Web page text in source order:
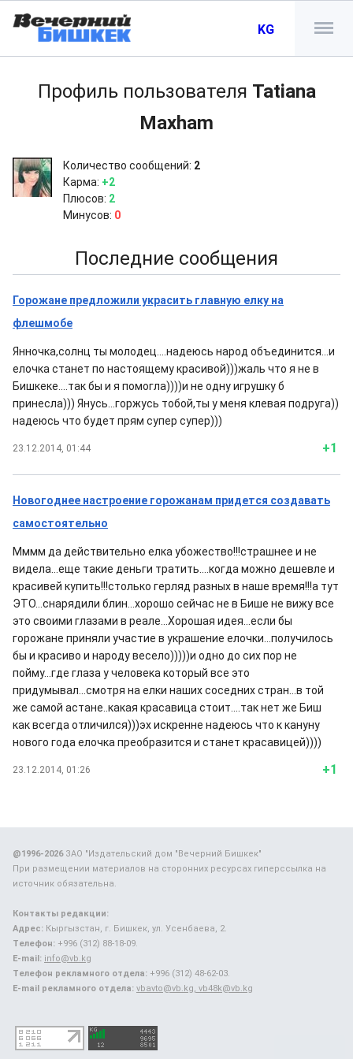
KG
Профиль пользователя Tatiana
Maxham
Количество сообщений: 2
Карма: +2
Плюсов: 2
Минусов: 0
Последние сообщения
Горожане предложили украсить главную елку на
флешмобе
Янночка,солнц ты молодец....надеюсь народ объединится...и
елочка станет по настоящему красивой)))жаль что я не в
Бишкеке....так бы и я помогла))))и не одну игрушку б
принесла))) Янусь...горжусь тобой,ты у меня клевая подруга))
надеюсь что будет прям супер супер)))
23.12.2014, 01:44 +1
Новогоднее настроение горожанам придется создавать
самостоятельно
Мммм да действительно елка убожество!!!страшнее и не
видела...еще такие деньги тратить....когда можно дешевле и
красивей купить!!!столько герляд разных в наше время!!!а тут
ЭТО...снарядили блин...хорошо сейчас не в Бише не вижу все
это своими глазами в реале...Хорошая идея...если бы
горожане приняли участие в украшение елочки...получилось
бы и красиво и народу весело)))))и одно до сих пор не
пойму...где глаза у человека который все это
придумывал...смотря на елки наших соседних стран...в той
же самой астане..какая красавица стоит....так нет же Биш
как всегда отличился)))эх искренне надеюсь что к кануну
нового года елочка преобразится и станет красавицей))))
23.12.2014, 01:26 +1
@1996-2026ЗАО "Издательский дом "Вечерний Бишкек"
При размещении материалов на сторонних ресурсах гиперссылка на
источник обязательна.
Контакты редакции:
Адрес: Кыргызстан, г. Бишкек, ул. Усенбаева, 2.
Телефон: +996 (312) 88-18-09.
E-mail: info@vb.kg
Телефон рекламного отдела: +996 (312) 48-62-03.
E-mail рекламного отдела: vbavto@vb.kg, vb48k@vb.kg